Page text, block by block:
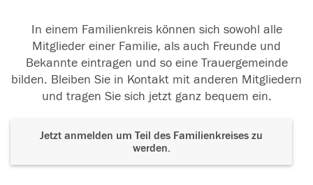
In einem Familienkreis können sich sowohl alle
Mitglieder einer Familie, als auch Freunde und
Bekannte eintragen und so eine Trauergemeinde
bilden. Bleiben Sie in Kontakt mit anderen Mitgliedern
und tragen Sie sich jetzt ganz bequem ein.
Jetzt anmelden um Teil des Familienkreises zu
werden.